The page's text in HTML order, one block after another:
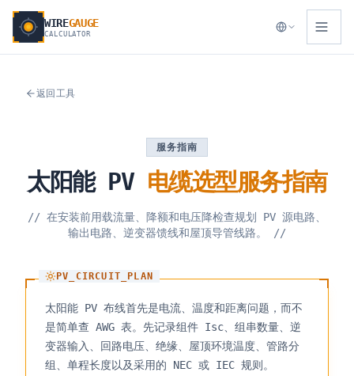
WIREGAUGE
CALCULATOR
返回工具
服务指南
太阳能 PV 电缆选型服务指南
// 在安装前用载流量、降额和电压降检查规划 PV 源电路、
输出电路、逆变器馈线和屋顶导管线路。
//
PV_CIRCUIT_PLAN
太阳能 PV 布线首先是电流、温度和距离问题，而不
是简单查 AWG 表。先记录组件 Isc、组串数量、逆
变器输入、回路电压、绝缘、屋顶环境温度、管路分
组、单程长度以及采用的 NEC 或 IEC 规则。